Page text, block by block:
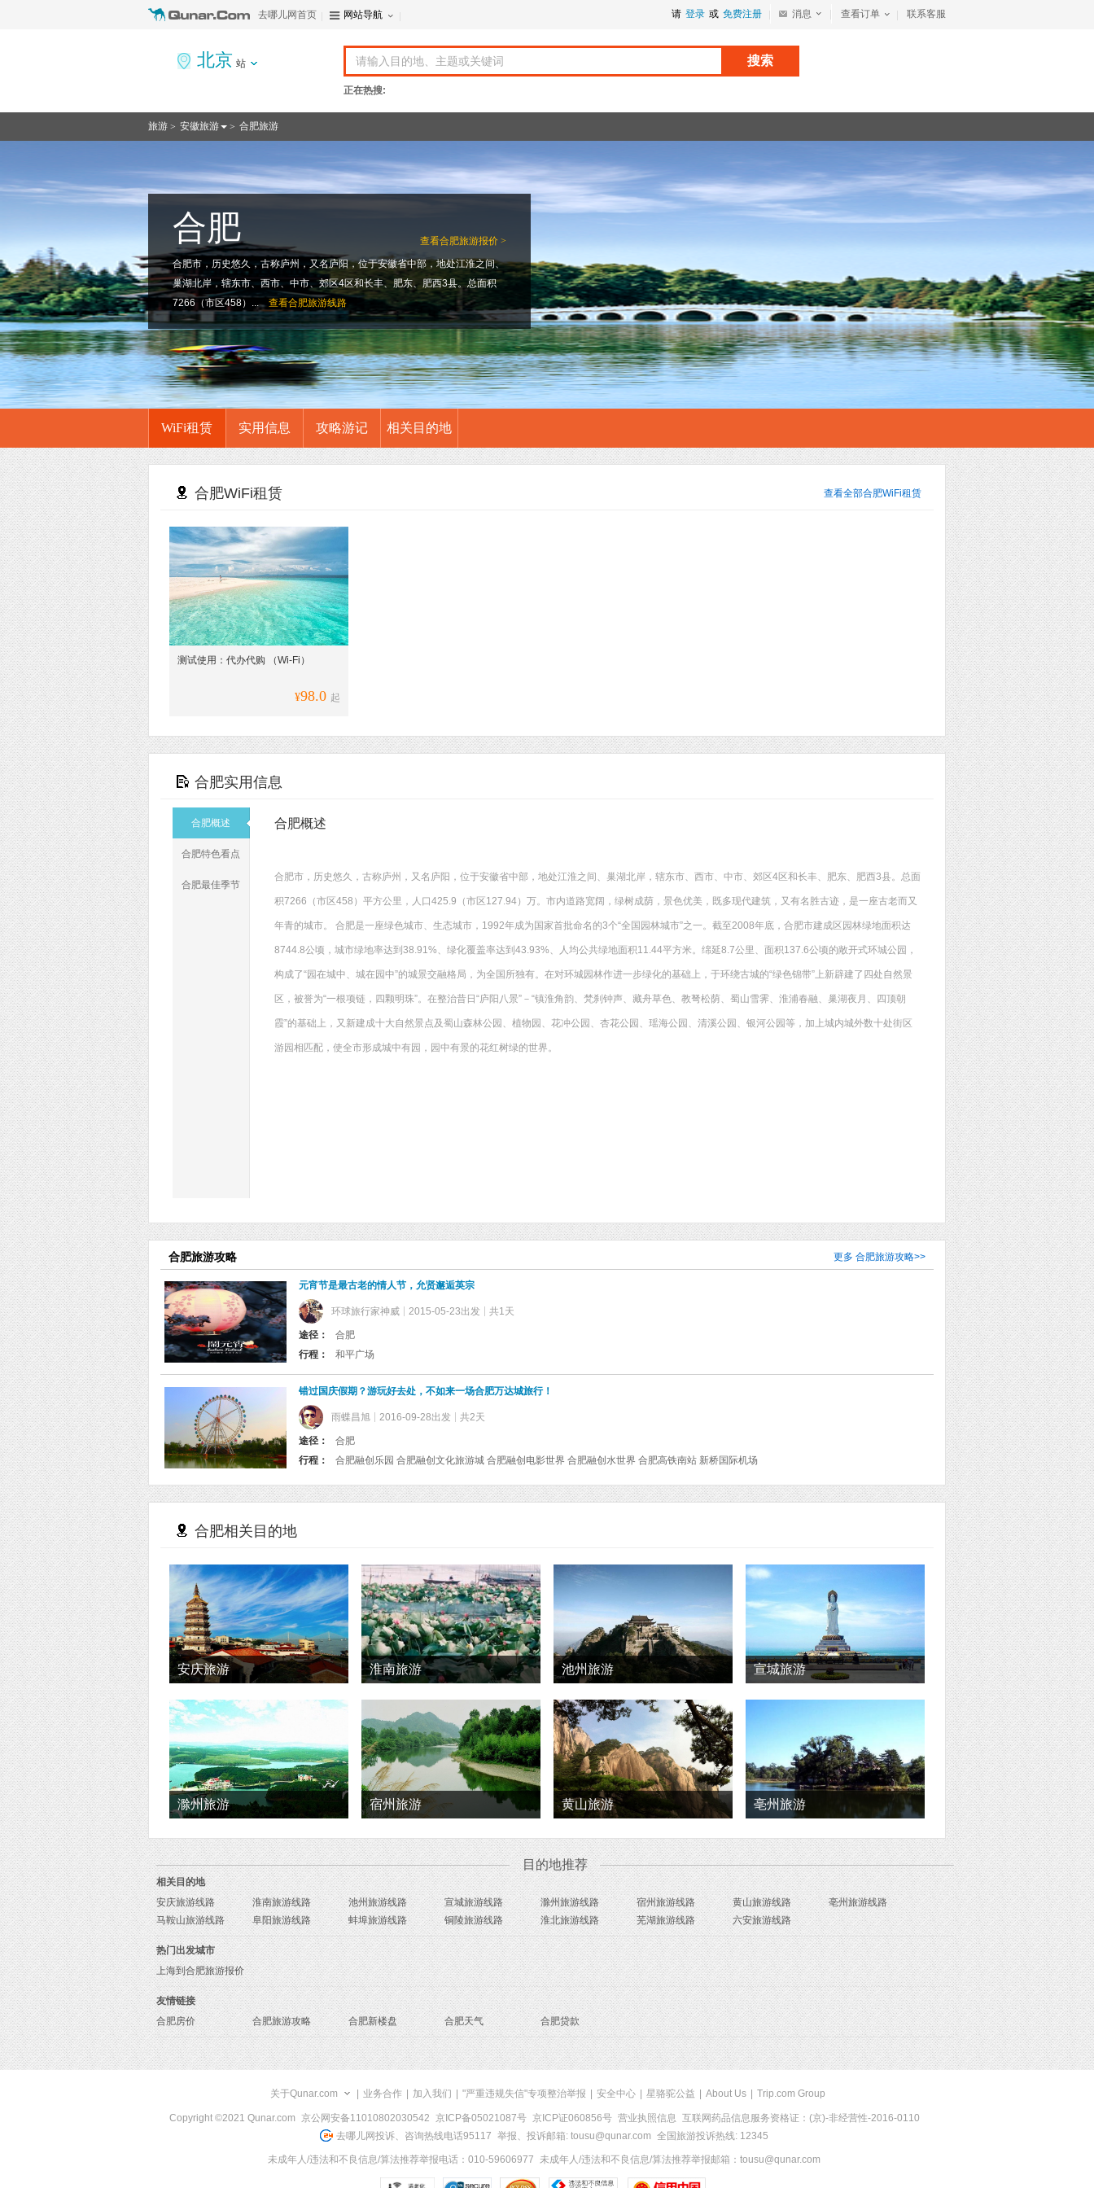
请 登录 或 免费注册 消息 查看订单 联系客服
去哪儿网首页 网站导航
北京 站 搜索
正在热搜:
旅游 > 安徽旅游 > 合肥旅游
查看合肥旅游报价 >
合肥
合肥市，历史悠久，古称庐州，又名庐阳，位于安徽省中部，地处江淮之间、
巢湖北岸，辖东市、西市、中市、郊区4区和长丰、肥东、肥西3县。总面积
7266（市区458）...
查看合肥旅游线路
WiFi租赁 实用信息 攻略游记 相关目的地
查看全部合肥WiFi租赁
合肥WiFi租赁
测试使用：代办代购 （Wi-Fi）
¥98.0 起
合肥实用信息
合肥概述
合肥特色看点
合肥最佳季节
合肥概述
合肥市，历史悠久，古称庐州，又名庐阳，位于安徽省中部，地处江淮之间、巢湖北岸，辖东市、西市、中市、郊区4区和长丰、肥东、肥西3县。总面
积7266（市区458）平方公里，人口425.9（市区127.94）万。市内道路宽阔，绿树成荫，景色优美，既多现代建筑，又有名胜古迹，是一座古老而又
年青的城市。 合肥是一座绿色城市、生态城市，1992年成为国家首批命名的3个“全国园林城市”之一。截至2008年底，合肥市建成区园林绿地面积达
8744.8公顷，城市绿地率达到38.91%、绿化覆盖率达到43.93%、人均公共绿地面积11.44平方米。绵延8.7公里、面积137.6公顷的敞开式环城公园，
构成了“园在城中、城在园中”的城景交融格局，为全国所独有。在对环城园林作进一步绿化的基础上，于环绕古城的“绿色锦带”上新辟建了四处自然景
区，被誉为“一根项链，四颗明珠”。在整治昔日“庐阳八景”－“镇淮角韵、梵刹钟声、藏舟草色、教弩松荫、蜀山雪霁、淮浦春融、巢湖夜月、四顶朝
霞”的基础上，又新建成十大自然景点及蜀山森林公园、植物园、花冲公园、杏花公园、瑶海公园、清溪公园、银河公园等，加上城内城外数十处街区
游园相匹配，使全市形成城中有园，园中有景的花红树绿的世界。
合肥旅游攻略 更多 合肥旅游攻略>>
元宵节是最古老的情人节，允贤邂逅英宗
环球旅行家神威 2015-05-23出发 共1天
途径：
合肥
行程：
和平广场
错过国庆假期？游玩好去处，不如来一场合肥万达城旅行！
雨蝶昌旭 2016-09-28出发 共2天
途径：
合肥
行程：
合肥融创乐园 合肥融创文化旅游城 合肥融创电影世界 合肥融创水世界 合肥高铁南站 新桥国际机场
合肥相关目的地
安庆旅游 淮南旅游 池州旅游 宣城旅游
滁州旅游 宿州旅游 黄山旅游 亳州旅游
目的地推荐
相关目的地
安庆旅游线路
淮南旅游线路 池州旅游线路 宣城旅游线路 滁州旅游线路 宿州旅游线路 黄山旅游线路
亳州旅游线路
马鞍山旅游线路
阜阳旅游线路 蚌埠旅游线路 铜陵旅游线路 淮北旅游线路 芜湖旅游线路 六安旅游线路
热门出发城市
上海到合肥旅游报价
友情链接
合肥房价
合肥旅游攻略 合肥新楼盘 合肥天气 合肥贷款
关于Qunar.com 业务合作 加入我们 "严重违规失信"专项整治举报 安全中心 星骆驼公益 About Us Trip.com Group
Copyright ©2021 Qunar.com 京公网安备11010802030542 京ICP备05021087号 京ICP证060856号 营业执照信息 互联网药品信息服务资格证：(京)-非经营性-2016-0110
去哪儿网投诉、咨询热线电话95117 举报、投诉邮箱: tousu@qunar.com 全国旅游投诉热线: 12345
未成年人/违法和不良信息/算法推荐举报电话：010-59606977 未成年人/违法和不良信息/算法推荐举报邮箱：tousu@qunar.com